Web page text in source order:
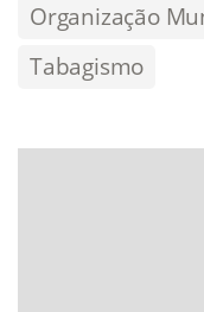
Organização
Tabagismo